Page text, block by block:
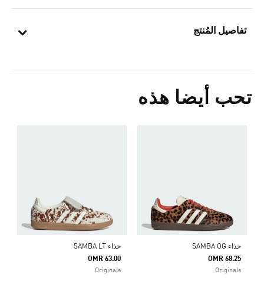
تفاصيل المُنتج
تحب أيضا هذه
حذاء SAMBA OG
OMR 68.25
Originals
حذاء SAMBA LT
OMR 63.00
Originals